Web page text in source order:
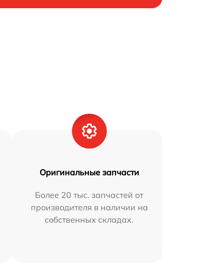
Оригинальные запчасти
Более 20 тыс. запчастей от
производителя в наличии на
собственных складах.